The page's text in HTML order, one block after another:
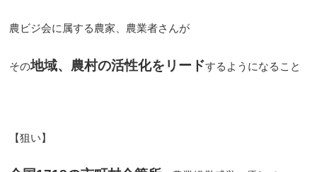
農ビジ会に属する農家、農業者さんが
その地域、農村の活性化をリードするようになること
【狙い】